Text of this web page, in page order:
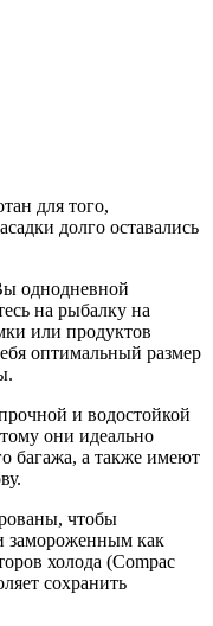
для того,
долго оставались
однодневной
на рыбалку на
или продуктов
оптимальный размер
и водостойкой
они идеально
багажа, а также имеют
чтобы
замороженным как
холода (Compac
сохранить